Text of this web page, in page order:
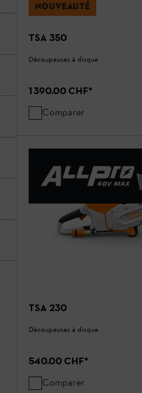
NOUVEAUTÉ
TSA 350
Découpeuses à disque
1 390.00 CHF*
Comparer
TSA 230
Découpeuses à disque
540.00 CHF*
Comparer